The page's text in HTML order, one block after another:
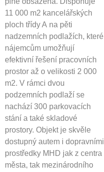
11 000 m2 kancelářských
ploch třídy A na pěti
nadzemních podlažích, které
nájemcům umožňují
efektivní řešení pracovních
prostor až o velikosti 2 000
m2. V rámci dvou
podzemních podlaží se
nachází 300 parkovacích
stání a také skladové
prostory. Objekt je skvěle
dostupný autem i dopravními
prostředky MHD jak z centra
města, tak mezinárodního